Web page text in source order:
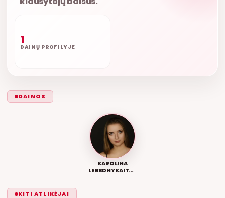
1
DAINŲ PROFILYJE
DAINOS
KAROLINA
LEBEDNYKAITĖ –
KITI ATLIKĖJAI